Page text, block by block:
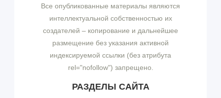
Все опубликованные материалы являются
интеллектуальной собственностью их
создателей – копирование и дальнейшее
размещение без указания активной
индексируемой ссылки (без атрибута
rel="nofollow") запрещено.
РАЗДЕЛЫ САЙТА